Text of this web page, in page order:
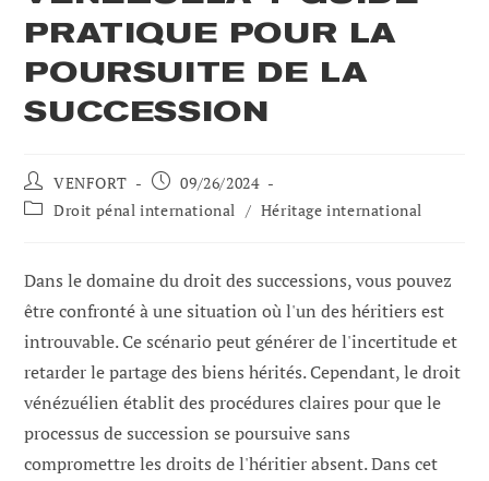
PRATIQUE POUR LA
POURSUITE DE LA
SUCCESSION
Auteur
de
VENFORT
Poste
publié
:
09/26/2024
Catégorie
:
Droit pénal international / Héritage international
Dans le domaine du droit des successions, vous pouvez
être confronté à une situation où l'un des héritiers est
introuvable. Ce scénario peut générer de l'incertitude et
retarder le partage des biens hérités. Cependant, le droit
vénézuélien établit des procédures claires pour que le
processus de succession se poursuive sans
compromettre les droits de l'héritier absent. Dans cet